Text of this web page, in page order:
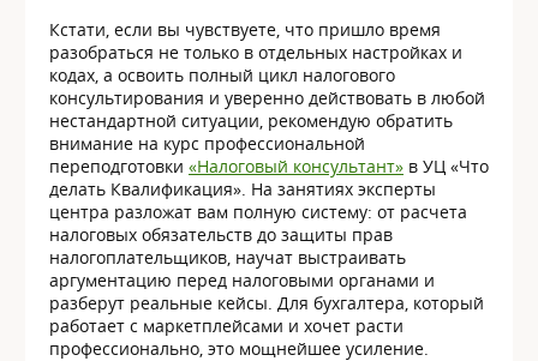
Кстати, если вы чувствуете, что пришло время
разобраться не только в отдельных настройках и
кодах, а освоить полный цикл налогового
консультирования и уверенно действовать в любой
нестандартной ситуации, рекомендую обратить
внимание на курс профессиональной
переподготовки «Налоговый консультант» в УЦ «Что
делать Квалификация». На занятиях эксперты
центра разложат вам полную систему: от расчета
налоговых обязательств до защиты прав
налогоплательщиков, научат выстраивать
аргументацию перед налоговыми органами и
разберут реальные кейсы. Для бухгалтера, который
работает с маркетплейсами и хочет расти
профессионально, это мощнейшее усиление.